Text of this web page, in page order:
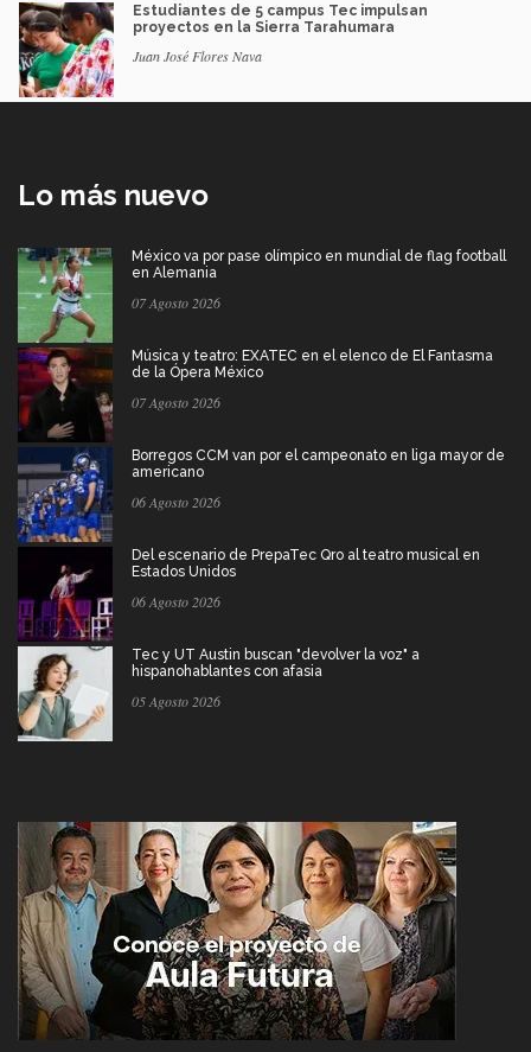
Estudiantes de 5 campus Tec impulsan
proyectos en la Sierra Tarahumara
Juan José Flores Nava
Lo más nuevo
México va por pase olímpico en mundial de flag football
en Alemania
07 Agosto 2026
Música y teatro: EXATEC en el elenco de El Fantasma
de la Ópera México
07 Agosto 2026
Borregos CCM van por el campeonato en liga mayor de
americano
06 Agosto 2026
Del escenario de PrepaTec Qro al teatro musical en
Estados Unidos
06 Agosto 2026
Tec y UT Austin buscan "devolver la voz" a
hispanohablantes con afasia
05 Agosto 2026